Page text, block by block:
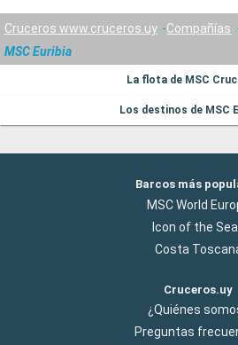
Cruceros www.cruceros.uy Compañías
MSC Euribia
La flota de MSC
Los destinos de MSC
Barcos más
MSC World
Icon of the
Costa
Cruceros.uy
¿Quiénes
Preguntas